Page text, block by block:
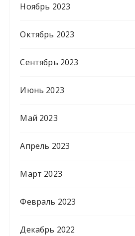
Ноябрь 2023
Октябрь 2023
Сентябрь 2023
Июнь 2023
Май 2023
Апрель 2023
Март 2023
Февраль 2023
Декабрь 2022